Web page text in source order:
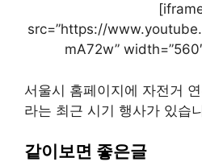
src=”https://
mA72w”
서울시 홈페이지에 자전거
라는 최근 시기 행사가 있습
같이보면 좋은글